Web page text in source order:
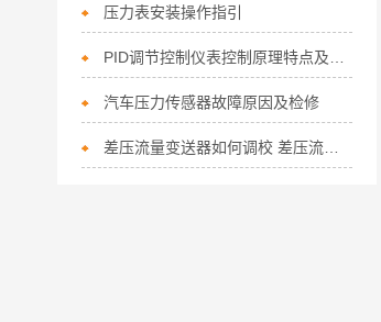
压力表安装操作指引
汽车压力传感器故障原因及检修
差压流量变送器如何调校 差压流量变送器的校验方法